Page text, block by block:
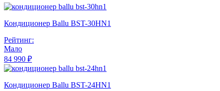
Кондиционер Ballu BST-30HN1
Рейтинг:
Мало
84 990 ₽
Кондиционер Ballu BST-24HN1